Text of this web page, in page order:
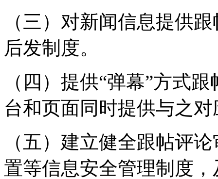
（三）对新闻信息提供
后发制度。
（四）提供“弹幕”方式
台和页面同时提供与之
（五）建立健全跟帖评
置等信息安全管理制度